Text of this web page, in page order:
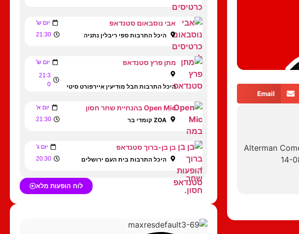
Email
אבי נוסבאום סטנדאפ יום ש'
היכל התרבות ספי ריבלין נתניה 21:30
מתן פרץ סטנדאפ יום ש'
היכל התרבות חבל מודיעין איירפורט סיטי
21:3
0
Open Mic בהנחיית שחר חסון יום א'
ZOA קומדי בר 21:30
בן בן-ברוך סטנדאפ יום ג'
היכל התרבות בית העם ירושלים 20:30
לוח הופעות מלא